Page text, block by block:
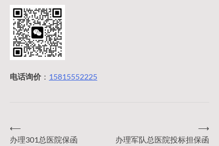
电话询价： 15815552225
文
⟵
办理301总医院保函
办理军队总医院投标担保函
⟶